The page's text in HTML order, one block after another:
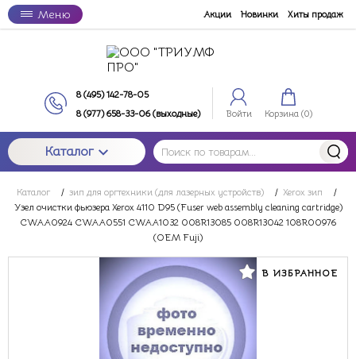
Меню Акции Новинки Хиты продаж
8 (495) 142-78-05
8 (977) 658-33-06 (выходные)
Войти Корзина (0)
Каталог
Каталог / зип для оргтехники (для лазерных устройств) / Xerox зип
/
Узел очистки фьюзера Xerox 4110 D95 (Fuser web assembly cleaning cartridge)
CWAA0924 CWAA0551 CWAA1032 008R13085 008R13042 108R00976
(OEM Fuji)
В ИЗБРАННОЕ